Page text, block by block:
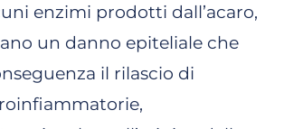
enzimi prodotti dall’acaro,
un danno epiteliale che
il rilascio di